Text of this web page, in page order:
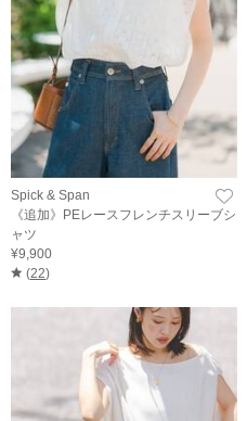
Spick & Span
《追加》PEレースフレンチスリーブシ
ャツ
¥9,900
(22)